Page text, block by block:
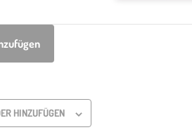
HINZUFÜGEN